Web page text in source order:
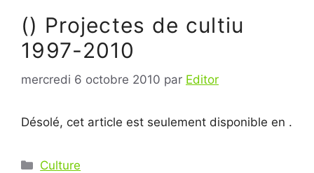
() Projectes de cultiu
1997-2010
mercredi 6 octobre 2010 par Editor
Désolé, cet article est seulement disponible en .
Catégories
Culture